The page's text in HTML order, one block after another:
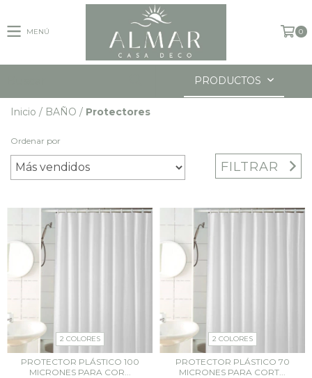
MENÚ 0
PRODUCTOS
Inicio / BAÑO / Protectores
Ordenar por
FILTRAR
2 COLORES
PROTECTOR PLÁSTICO 100
MICRONES PARA COR...
2 COLORES
PROTECTOR PLÁSTICO 70
MICRONES PARA CORT...